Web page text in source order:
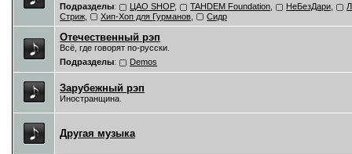
Подразделы: ЦАО SHOP, TAHDEM Foundation НеБезДари
Стриж
Хип-Хоп для Гурманов Сидр
Отечественный рэп
Всё, где говорят по-русски.
Подразделы: Demos
Зарубежный рэп
Иностранщина.
Другая музыка